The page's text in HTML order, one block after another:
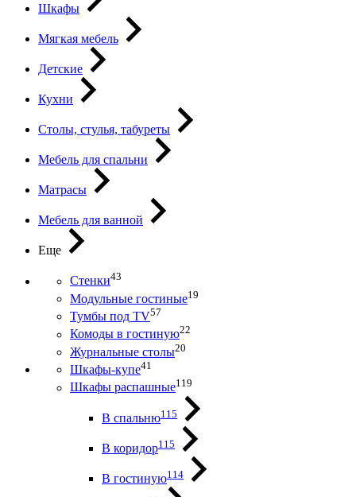
Шкафы
Мягкая мебель
Детские
Кухни
Столы, стулья, табуреты
Мебель для спальни
Матрасы
Мебель для ванной
Еще
Стенки43
Модульные гостиные19
Тумбы под ТV57
Комоды в гостиную22
Журнальные столы20
Шкафы-купе41
Шкафы распашные119
В спальню115
В коридор115
В гостиную114